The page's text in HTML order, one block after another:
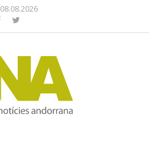
08.08.2026